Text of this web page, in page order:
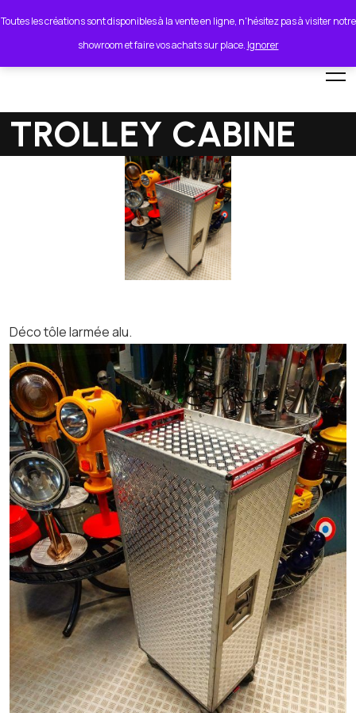
Toutes les créations sont disponibles à la vente en ligne, n'hésitez pas à visiter notre
showroom et faire vos achats sur place. Ignorer
lionel.cordeiro55@orange.fr
TROLLEY CABINE
Déco tôle larmée alu.